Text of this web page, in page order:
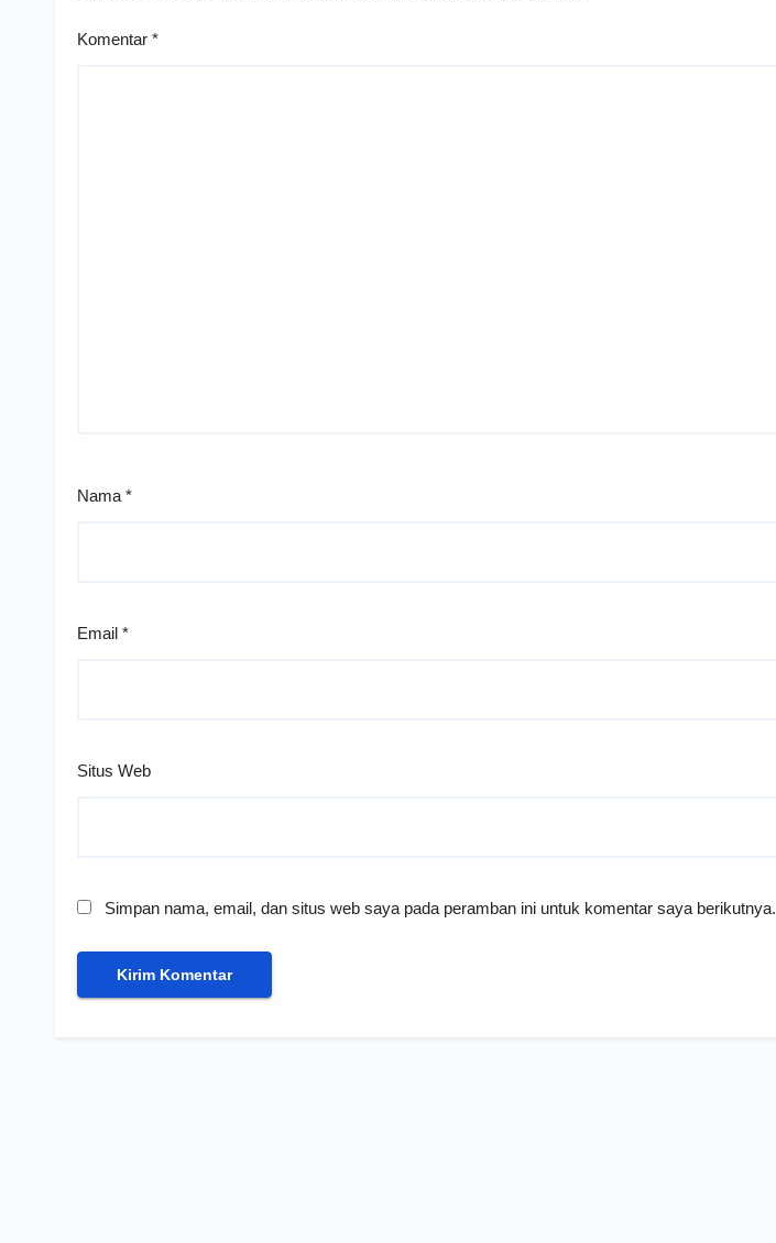
Komentar *
Nama*
Email *
Situs Web
Simpan nama, email, dan situs web saya pada peramban ini untuk komentar saya berikutnya.